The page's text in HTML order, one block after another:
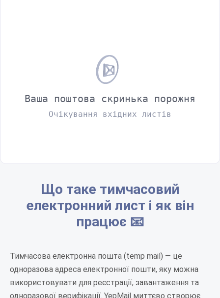
Ваша поштова скринька порожня
Очікування вхідних листів
Що таке тимчасовий
електронний лист і як він
працює 📧
Тимчасова електронна пошта (temp mail) — це
одноразова адреса електронної пошти, яку можна
використовувати для реєстрації, завантаження та
одноразової верифікації. YepMail миттєво створює